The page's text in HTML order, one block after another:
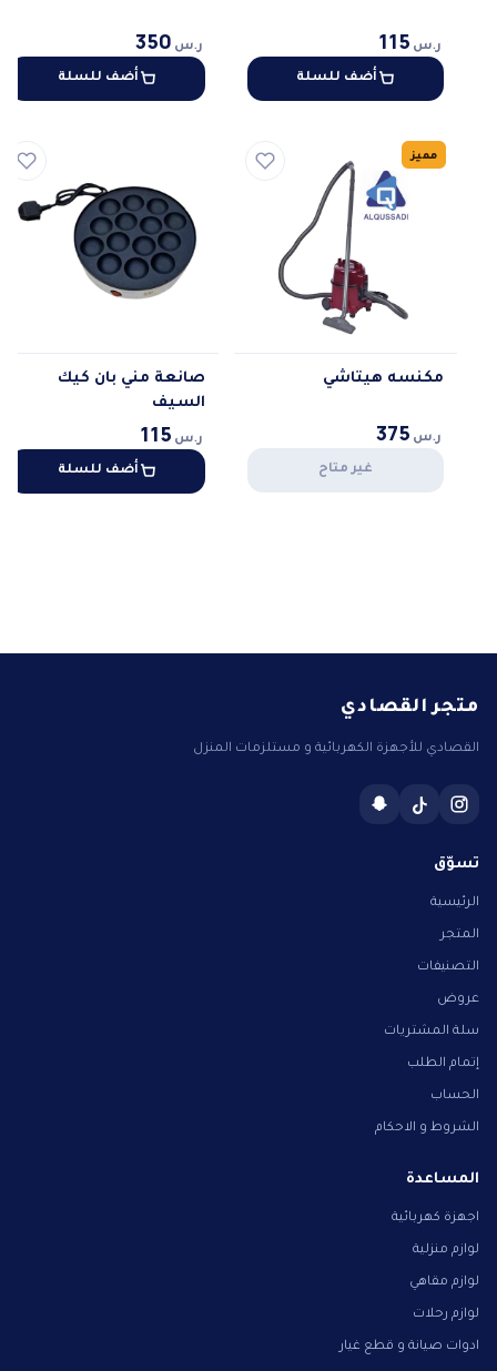
ر.س 115
أضف للسلة
ر.س 350
أضف للسلة
مميز
مكنسه هيتاشي
ر.س 375
غير متاح
صانعة مني بان كيك
السيف
ر.س 115
أضف للسلة
متجر القصادي
القصادي للأجهزة الكهربائية و مستلزمات المنزل
تسوّق
الرئيسية
المتجر
التصنيفات
عروض
سلة المشتريات
إتمام الطلب
الحساب
الشروط و الاحكام
المساعدة
اجهزة كهربائية
لوازم منزلية
لوازم مقاهي
لوازم رحلات
ادوات صيانة و قطع غيار